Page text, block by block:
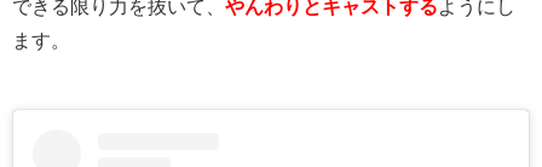
できる限り力を抜いて、 やんわりとキャストするようにし
ます。